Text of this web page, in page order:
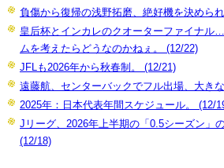
負傷から復帰の浅野拓磨、絶好機を決めら
皇后杯とインカレのクオーターファイナル
ムを考えたらどうなのかねぇ。 (12/22)
JFLも2026年から秋春制。 (12/21)
遠藤航、センターバックでフル出場、大き
2025年：日本代表年間スケジュール。 (12/
Jリーグ、2026年上半期の「0.5シーズン」
(12/18)